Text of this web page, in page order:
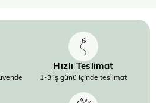
Hızlı Teslimat
1-3 iş günü içinde teslimat